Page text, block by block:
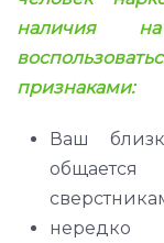
наличия
признаками:
Ваш
нередко